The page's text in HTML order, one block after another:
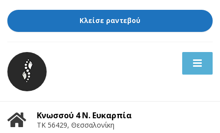
Κλείσε ραντεβού
Κνωσσού 4 Ν. Ευκαρπία
ΤΚ 56429, Θεσσαλονίκη